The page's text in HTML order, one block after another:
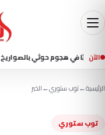
الآن
الرئيسية←توب ستوري←الخبر
توب ستوري